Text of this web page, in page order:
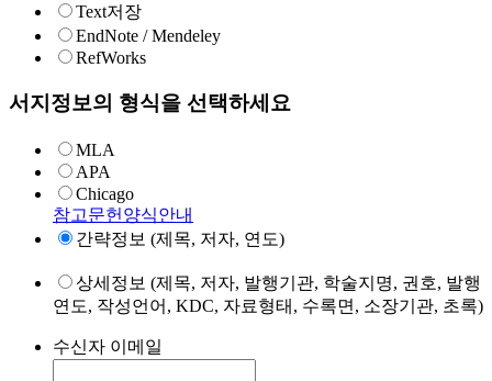
Text저장
EndNote / Mendeley
RefWorks
서지정보의 형식을 선택하세요
MLA
APA
Chicago
참고문헌양식안내
간략정보 (제목, 저자, 연도)
상세정보 (제목, 저자, 발행기관, 학술지명, 권호, 발행
연도, 작성언어, KDC, 자료형태, 수록면, 소장기관, 초록)
수신자 이메일